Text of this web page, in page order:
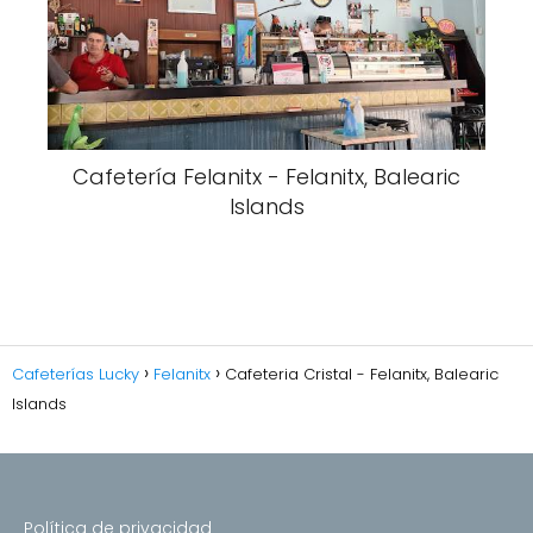
Cafetería Felanitx - Felanitx, Balearic
Islands
Cafeterías Lucky Felanitx
Cafeteria Cristal - Felanitx, Balearic
Islands
Política de privacidad